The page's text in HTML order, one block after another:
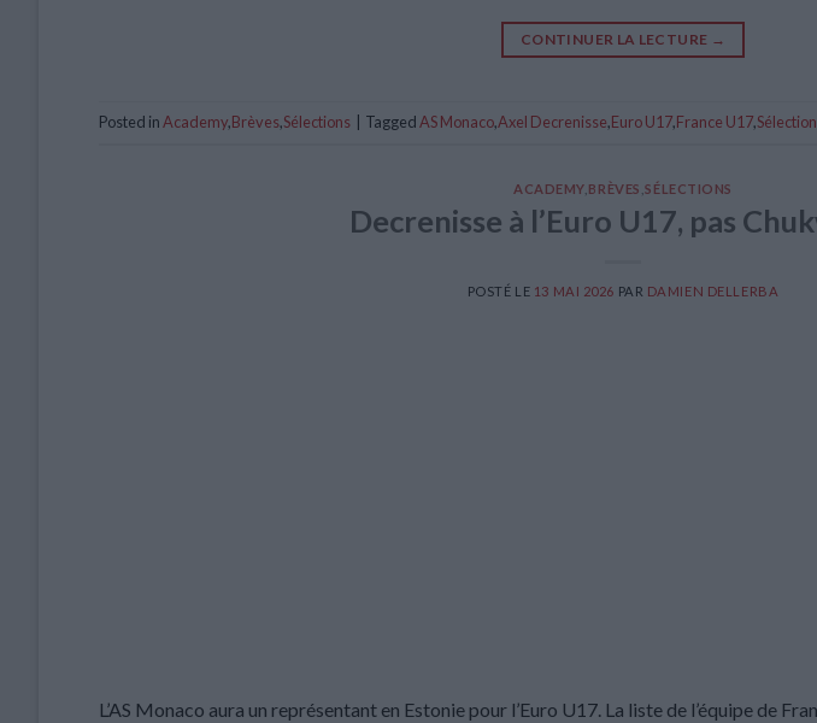
CONTINUER LA LECTURE →
Posted inAcademy,Brèves,Sélections TaggedAS Monaco,Axel Decrenisse,Euro U17,France U17,
ACADEMY, BRÈVES ,SÉLECTIONS
Decrenisse à l’Euro U17, pas
POSTÉ LE 13 MAI 2026 PAR DAMIEN DELLERBA
L’AS Monaco aura un représentant en Estonie pour l’Euro U17. La liste de l’équipe de